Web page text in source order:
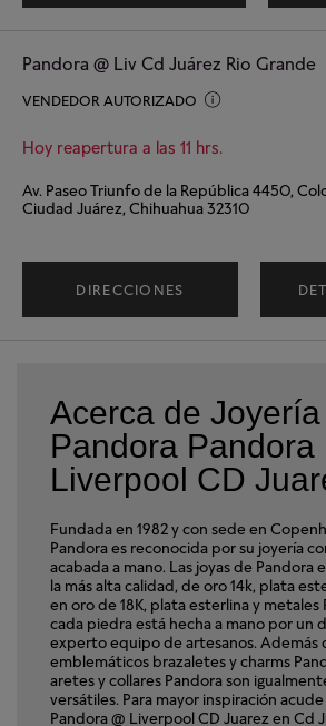
Pandora @ Liv Cd Juárez Rio Grande
VENDEDOR AUTORIZADO
Hoy reapertura a las 11 hrs.
Av. Paseo Triunfo de la República 4450,
Ciudad Juárez, Chihuahua 32310
DIRECCIONES
Acerca de Joyería
Pandora Pandora
Liverpool CD
Fundada en 1982 y con sede en
Pandora es reconocida por su joyería
acabada a mano. Las joyas de Pandora
la más alta calidad, de oro 14k, plata
en oro de 18K, plata esterlina y metales
cada piedra está hecha a mano por un
experto equipo de artesanos. Además
emblemáticos brazaletes y charms
aretes y collares Pandora son
versátiles. Para mayor inspiración
Pandora @ Liverpool CD Juarez en Cd